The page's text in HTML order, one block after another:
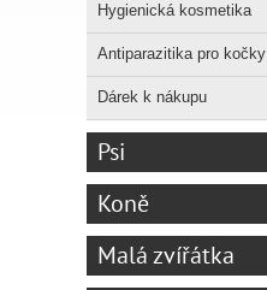
Hygienická kosmetika
Antiparazitika pro kočky
Dárek k nákupu
Psi
Koně
Malá zvířátka